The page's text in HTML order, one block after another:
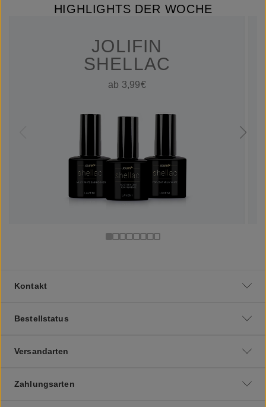
HIGHLIGHTS DER WOCHE
JOLIFIN
SHELLAC
ab 3,99€
Kontakt
Bestellstatus
Versandarten
Zahlungsarten